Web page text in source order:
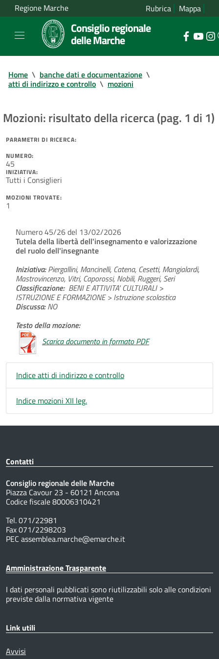
Regione Marche Rubrica Mappa
Consiglio regionale
delle Marche
Home \ banche dati e documentazione \
atti di indirizzo e controllo \ mozioni
Mozioni: risultato della ricerca (pag. 1 di 1)
PARAMETRI DI RICERCA:
NUMERO:
45
INIZIATIVA:
Tutti i Consiglieri
MOZIONI TROVATE:
1
Numero 45/26 del 13/02/2026
Tutela della libertà dell'insegnamento e valorizzazione
del ruolo dell'insegnante
Iniziativa:Piergallini, Mancinelli, Catena, Cesetti, Mangialardi,
Mastrovincenzo, Vitri, Caporossi, Nobili, Ruggeri, Seri
Classificazione: BENI E ATTIVITA' CULTURALI >
ISTRUZIONE E FORMAZIONE > Istruzione scolastica
Discussa:NO
Testo della mozione:
Scarica documento in formato PDF
Indice atti di indirizzo e controllo
Indice mozioni XII leg.
Contatti
Consiglio regionale delle Marche
Piazza Cavour 23 - 60121 Ancona
Codice fiscale 80006310421
Tel. 071/22981
Fax 071/2298203
PEC assemblea.marche@emarche.it
Amministrazione Trasparente
I dati personali pubblicati sono riutilizzabili solo alle condizioni
previste dalla normativa vigente
Link utili
Avvisi